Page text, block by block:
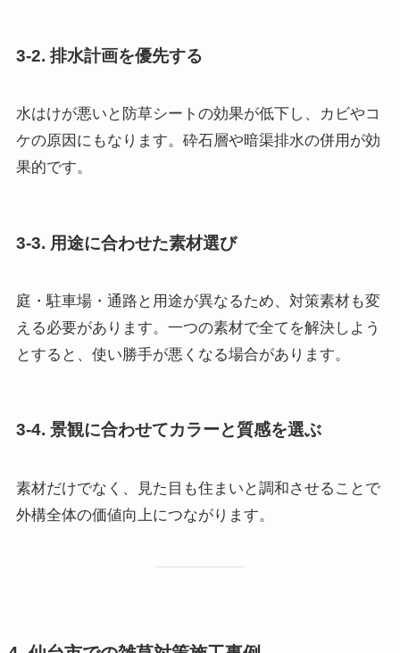
3-2. 排水計画を優先する
水はけが悪いと防草シートの効果が低下し、カビやコ
ケの原因にもなります。砕石層や暗渠排水の併用が効
果的です。
3-3. 用途に合わせた素材選び
庭・駐車場・通路と用途が異なるため、対策素材も変
える必要があります。一つの素材で全てを解決しよう
とすると、使い勝手が悪くなる場合があります。
3-4. 景観に合わせてカラーと質感を選ぶ
素材だけでなく、見た目も住まいと調和させることで
外構全体の価値向上につながります。